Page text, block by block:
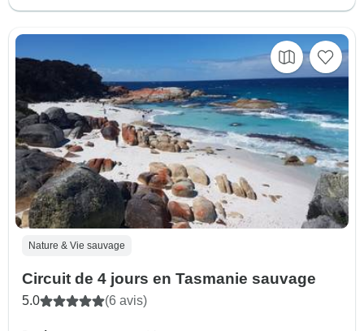
Nature & Vie sauvage
Circuit de 4 jours en Tasmanie sauvage
5.0 (6 avis)